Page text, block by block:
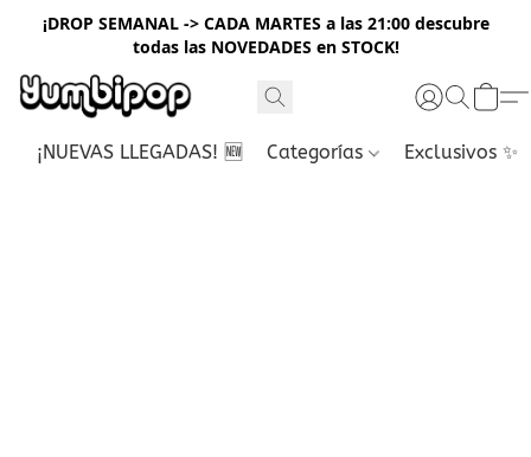
¡DROP SEMANAL -> CADA MARTES a las 21:00 descubre
todas las NOVEDADES en STOCK!
¡NUEVAS LLEGADAS! 🆕 Categorías Exclusivos ✨